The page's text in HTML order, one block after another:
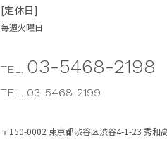
[定休日]
毎週火曜日
TEL. 03-5468-2198
TEL. 03-5468-2199
〒150-0002 東京都渋谷区渋谷4-1-23 秀和